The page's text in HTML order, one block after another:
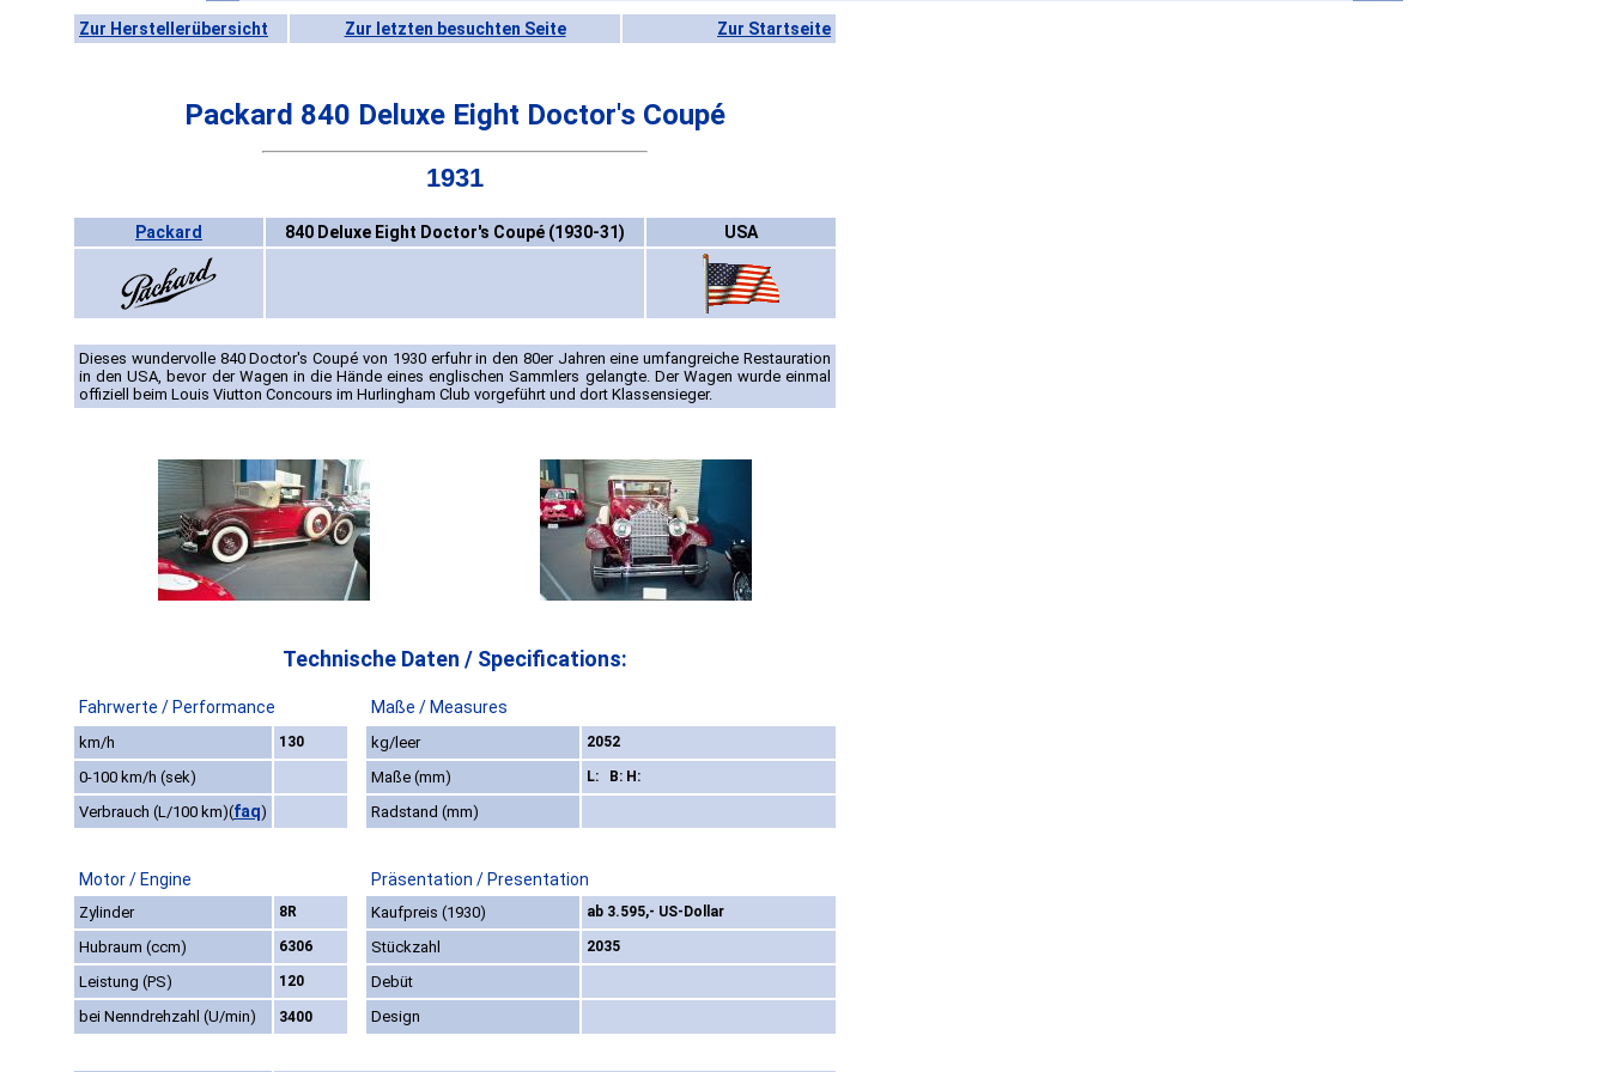
Zur Herstellerübersicht Zur letzten besuchten Seite Zur Startseite
Packard 840 Deluxe Eight Doctor's Coupé
1931
Packard 840 Deluxe Eight Doctor's Coupé (1930-31) USA
Dieses wundervolle 840 Doctor's Coupé von 1930 erfuhr in den 80er Jahren eine umfangreiche Restauration
in den USA, bevor der Wagen in die Hände eines englischen Sammlers gelangte. Der Wagen wurde einmal
offiziell beim Louis Viutton Concours im Hurlingham Club vorgeführt und dort Klassensieger.
Technische Daten / Specifications:
Fahrwerte / Performance Maße / Measures
km/h 130 kg/leer 2052
0-100 km/h (sek) Maße (mm) L: B: H:
Verbrauch (L/100 km)(faq) Radstand (mm)
Motor / Engine Präsentation / Presentation
Zylinder 8R Kaufpreis (1930) ab 3.595,- US-Dollar
Hubraum (ccm) 6306 Stückzahl 2035
Leistung (PS) 120
Debüt
bei Nenndrehzahl (U/min)
3400 Design